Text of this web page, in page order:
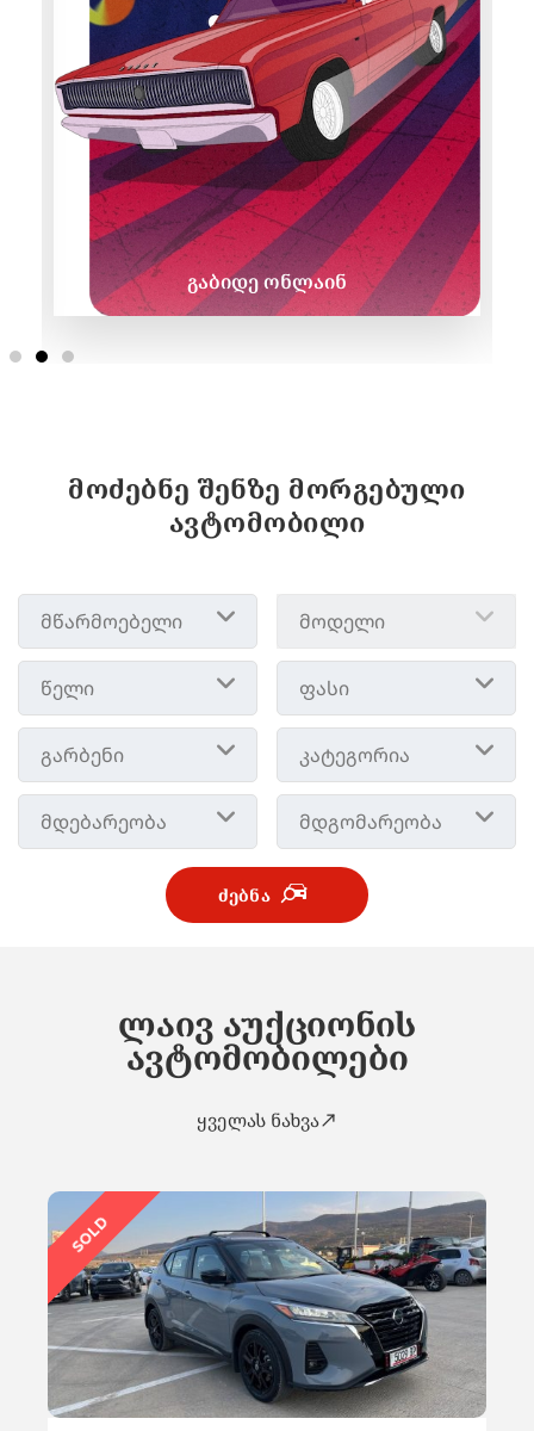
გაბიდე ონლაინ
მოძებნე შენზე მორგებული
ავტომობილი
მწარმოებელი მოდელი
წელი ფასი
გარბენი კატეგორია
მდებარეობა მდგომარეობა
ᲫᲔᲑᲜᲐ
ლაივ აუქციონის
ავტომობილები
ყველას ნახვა
SOLD